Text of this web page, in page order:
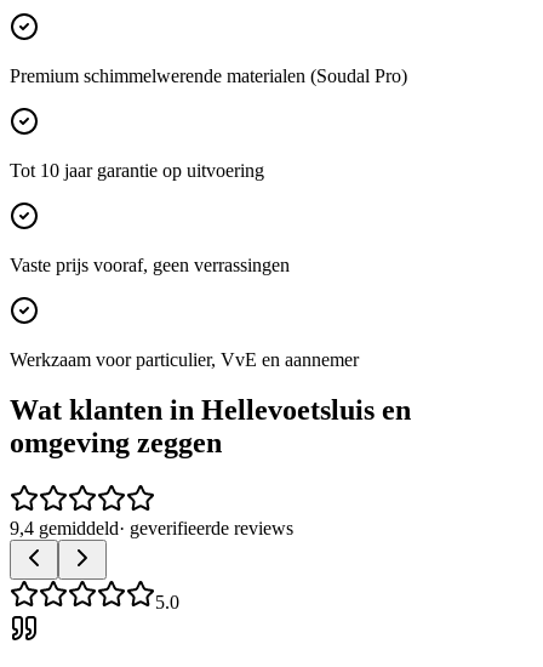
Premium schimmelwerende materialen (Soudal Pro)
Tot 10 jaar garantie op uitvoering
Vaste prijs vooraf, geen verrassingen
Werkzaam voor particulier, VvE en aannemer
Wat klanten in Hellevoetsluis en
omgeving zeggen
9,4 gemiddeld· geverifieerde reviews
5.0